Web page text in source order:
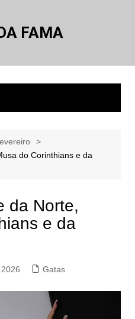
FAMA
do Corinthians e da
da Norte,
e da
Gatas